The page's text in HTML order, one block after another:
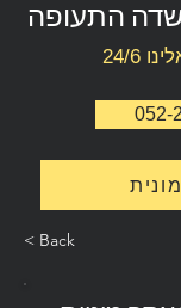
התעופה
24/6
052-
< Back